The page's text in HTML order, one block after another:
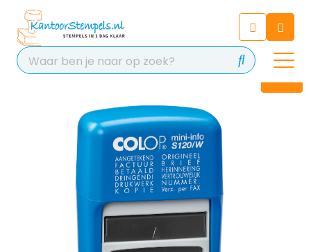
Chat 24/7 met onze chatbot
voor hulp
Contact